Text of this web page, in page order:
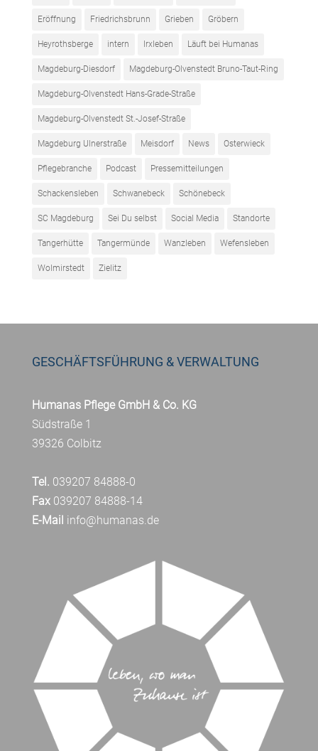
Eröffnung Friedrichsbrunn Grieben Gröbern
Heyrothsberge intern Irxleben Läuft bei Humanas
Magdeburg-Diesdorf Magdeburg-Olvenstedt Bruno-Taut-Ring
Magdeburg-Olvenstedt Hans-Grade-Straße
Magdeburg-Olvenstedt St.-Josef-Straße
Magdeburg Ulnerstraße Meisdorf News Osterwieck
Pflegebranche Podcast Pressemitteilungen
Schackensleben Schwanebeck Schönebeck
SC Magdeburg Sei Du selbst Social Media Standorte
Tangerhütte Tangermünde Wanzleben Wefensleben
Wolmirstedt Zielitz
GESCHÄFTSFÜHRUNG & VERWALTUNG
Humanas Pflege GmbH & Co. KG
Südstraße 1
39326 Colbitz
Tel. 039207 84888-0
Fax039207 84888-14
E-Mail info@humanas.de